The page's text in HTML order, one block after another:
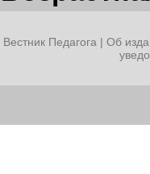
Вестник Педагога | Об